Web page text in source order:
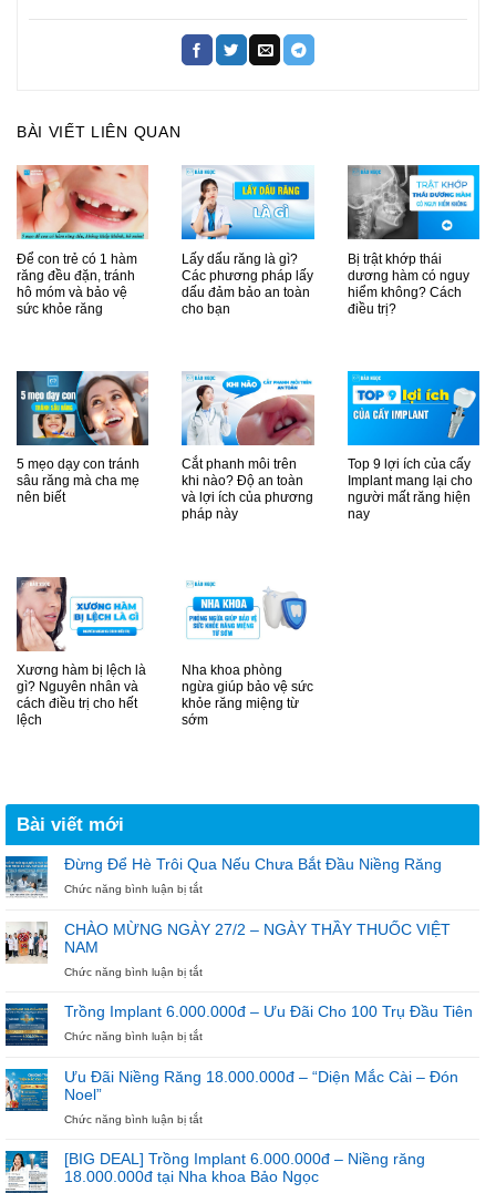
BÀI VIẾT LIÊN QUAN
Để con trẻ có 1 hàm
răng đều đặn, tránh
hô móm và bảo vệ
sức khỏe răng
Lấy dấu răng là gì?
Các phương pháp lấy
dấu đảm bảo an toàn
cho bạn
Bị trật khớp thái
dương hàm có nguy
hiểm không? Cách
điều trị?
5 mẹo dạy con tránh
sâu răng mà cha mẹ
nên biết
Cắt phanh môi trên
khi nào? Độ an toàn
và lợi ích của phương
pháp này
Top 9 lợi ích của cấy
Implant mang lại cho
người mất răng hiện
nay
Xương hàm bị lệch là
gì? Nguyên nhân và
cách điều trị cho hết
lệch
Nha khoa phòng
ngừa giúp bảo vệ sức
khỏe răng miệng từ
sớm
Bài viết mới
Đừng Để Hè Trôi Qua Nếu Chưa Bắt Đầu Niềng Răng
Chức năng bình luận bị tắtở
Để
Hè
Qua
Chưa
Bắt
Đầu
Răng
CHÀO MỪNG NGÀY 27/2 – NGÀY THẦY THUỐC VIỆT
NAM
Chức năng bình luận bị tắtở
MỪNG
NGÀY
27/2
NGÀY
VIỆT
Trồng Implant 6.000.000đ – Ưu Đãi Cho 100 Trụ Đầu Tiên
Chức năng bình luận bị tắtở
Implant
6.000.000đ
Ưu
Cho
100
Trụ
Ưu Đãi Niềng Răng 18.000.000đ – “Diện Mắc Cài – Đón
Noel”
Chức năng bình luận bị tắtở
Niềng
Răng
[BIG DEAL] Trồng Implant 6.000.000đ – Niềng răng
18.000.000đ tại Nha khoa Bảo Ngọc